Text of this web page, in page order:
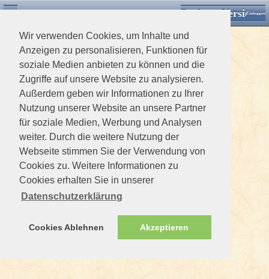
Wir verwenden Cookies, um Inhalte und
Anzeigen zu personalisieren, Funktionen für
soziale Medien anbieten zu können und die
Zugriffe auf unsere Website zu analysieren.
Außerdem geben wir Informationen zu Ihrer
Nutzung unserer Website an unsere Partner
für soziale Medien, Werbung und Analysen
weiter. Durch die weitere Nutzung der
Webseite stimmen Sie der Verwendung von
Cookies zu. Weitere Informationen zu
Cookies erhalten Sie in unserer
Datenschutzerklärung
Cookies Ablehnen Akzeptieren
Desktop VersionEinloggen